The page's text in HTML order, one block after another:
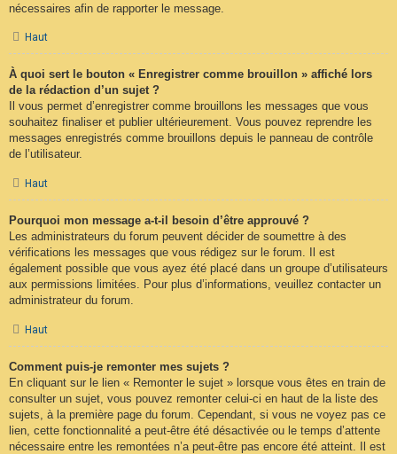
nécessaires afin de rapporter le message.
Haut
À quoi sert le bouton « Enregistrer comme brouillon » affiché lors
de la rédaction d’un sujet ?
Il vous permet d’enregistrer comme brouillons les messages que vous
souhaitez finaliser et publier ultérieurement. Vous pouvez reprendre les
messages enregistrés comme brouillons depuis le panneau de contrôle
de l’utilisateur.
Haut
Pourquoi mon message a-t-il besoin d’être approuvé ?
Les administrateurs du forum peuvent décider de soumettre à des
vérifications les messages que vous rédigez sur le forum. Il est
également possible que vous ayez été placé dans un groupe d’utilisateurs
aux permissions limitées. Pour plus d’informations, veuillez contacter un
administrateur du forum.
Haut
Comment puis-je remonter mes sujets ?
En cliquant sur le lien « Remonter le sujet » lorsque vous êtes en train de
consulter un sujet, vous pouvez remonter celui-ci en haut de la liste des
sujets, à la première page du forum. Cependant, si vous ne voyez pas ce
lien, cette fonctionnalité a peut-être été désactivée ou le temps d’attente
nécessaire entre les remontées n’a peut-être pas encore été atteint. Il est